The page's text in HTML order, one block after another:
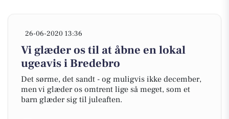
26-06-2020 13:36
Vi glæder os til at åbne en lokal
ugeavis i Bredebro
Det sørme, det sandt - og muligvis ikke december,
men vi glæder os omtrent lige så meget, som et
barn glæder sig til juleaften.